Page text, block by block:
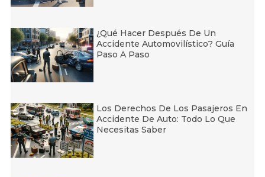
¿Qué Hacer Después De Un
Accidente Automovilístico? Guía
Paso A Paso
Los Derechos De Los Pasajeros En
Accidente De Auto: Todo Lo Que
Necesitas Saber